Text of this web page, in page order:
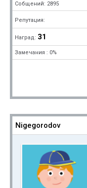
Собщений: 2895
Репутация:
Наград: 31
Замечания : 0%
Nigegorodov